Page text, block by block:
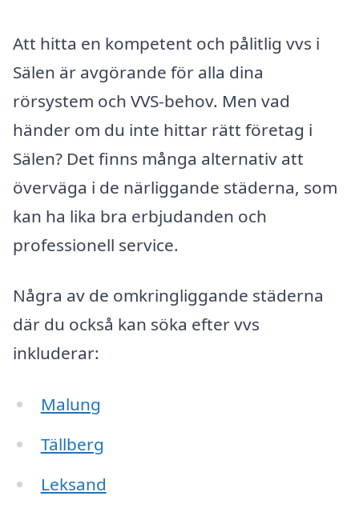
Att hitta en kompetent och pålitlig vvs i
Sälen är avgörande för alla dina
rörsystem och VVS-behov. Men vad
händer om du inte hittar rätt företag i
Sälen? Det finns många alternativ att
överväga i de närliggande städerna, som
kan ha lika bra erbjudanden och
professionell service.
Några av de omkringliggande städerna
där du också kan söka efter vvs
inkluderar:
Malung
Tällberg
Leksand